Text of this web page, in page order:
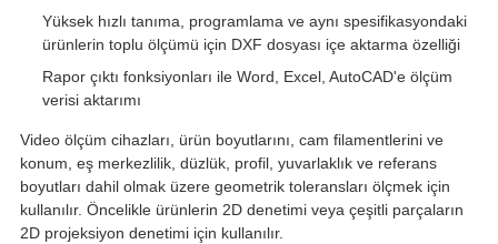
Yüksek hızlı tanıma, programlama ve aynı spesifikasyondaki
ürünlerin toplu ölçümü için DXF dosyası içe aktarma özelliği
Rapor çıktı fonksiyonları ile Word, Excel, AutoCAD'e ölçüm
verisi aktarımı
Video ölçüm cihazları, ürün boyutlarını, cam filamentlerini ve
konum, eş merkezlilik, düzlük, profil, yuvarlaklık ve referans
boyutları dahil olmak üzere geometrik toleransları ölçmek için
kullanılır. Öncelikle ürünlerin 2D denetimi veya çeşitli parçaların
2D projeksiyon denetimi için kullanılır.